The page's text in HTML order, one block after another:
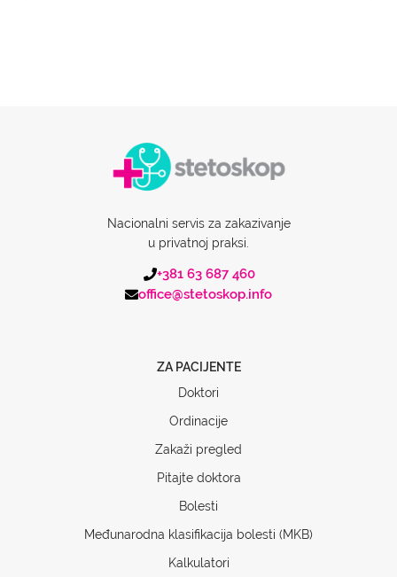
Nacionalni servis za zakazivanje
u privatnoj praksi.
+381 63 687 460
office@stetoskop.info
ZA PACIJENTE
Doktori
Ordinacije
Zakaži pregled
Pitajte doktora
Bolesti
Međunarodna klasifikacija bolesti (MKB)
Kalkulatori